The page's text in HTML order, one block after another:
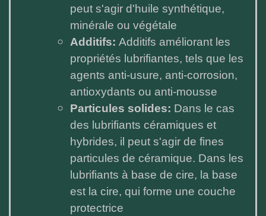
peut s'agir d'huile synthétique,
minérale ou végétale
Additifs: Additifs améliorant les
propriétés lubrifiantes, tels que les
agents anti-usure, anti-corrosion,
antioxydants ou anti-mousse
Particules solides: Dans le cas
des lubrifiants céramiques et
hybrides, il peut s'agir de fines
particules de céramique. Dans les
lubrifiants à base de cire, la base
est la cire, qui forme une couche
protectrice